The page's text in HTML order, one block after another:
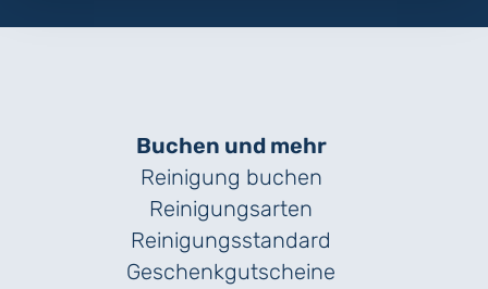
Buchen und mehr
Reinigung buchen
Reinigungsarten
Reinigungs­standard
Geschenk­gutscheine